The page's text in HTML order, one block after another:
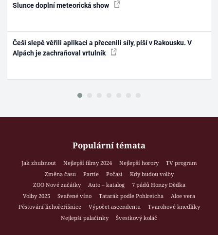
Slunce doplní meteorická show
Češi slepě věřili aplikaci a přecenili síly, píší v Rakousku. V
Alpách je zachraňoval vrtulník
Populární témata
Jak zhubnout Nejlepší filmy 2024 Nejlepší horory
TV program
Změna času
Partie Počasí
Kdy budou volby
ZOO Nové začátky
Auto – katalog
7 pádů Honzy Dědka
Volby 2025
Svařené víno Tatarák podle Pohlreicha
Aloe vera
Pěstování lichořeřišnice
Výpočet ascendentu
Tvarohové knedlíky
Nejlepší palačinky
Švestkový koláč